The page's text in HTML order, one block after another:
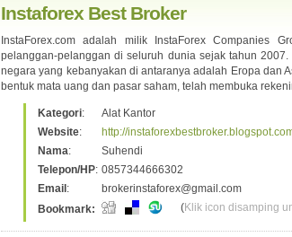
Instaforex Best Broker
InstaForex.com adalah milik InstaForex Companies
pelanggan-pelanggan di seluruh dunia sejak tahun
negara yang kebanyakan di antaranya adalah Eropa dan
bentuk mata uang dan pasar saham, telah membuka
Kategori:
Alat Kantor
Website:
http://
Nama:
Suhendi
Telepon/HP: 0857344666302
Email :
brokerinstaforex@gmail.com
Bookmark:
(Klik icon disamping